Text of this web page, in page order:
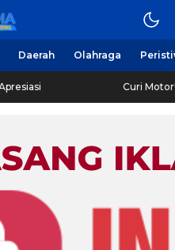
Daerah Olahraga
Curi Motor! Dua Warga